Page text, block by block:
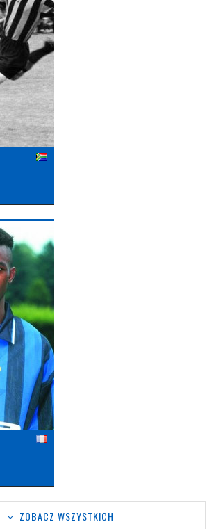
ZOBACZ WSZYSTKICH